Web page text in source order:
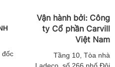
đốc
Vận hành bởi: Công
ty Cổ phần Carvill
Việt Nam
Tầng 10, Tòa nhà
Ladeco, số 266 phố Đội